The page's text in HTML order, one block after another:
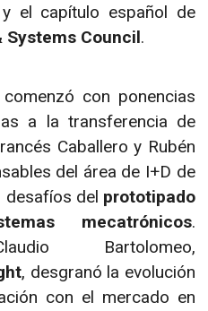
el capítulo español de
Systems Council.
con ponencias
a la transferencia de
Caballero y Rubén
del área de I+D de
desafíos del prototipado
mecatrónicos.
Bartolomeo,
, desgranó la evolución
con el mercado en